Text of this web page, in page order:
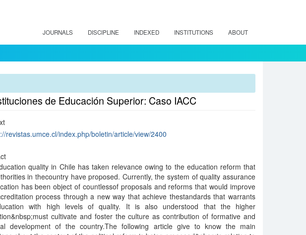
JOURNALS DISCIPLINE INDEXED INSTITUTIONS ABOUT
de Educación Superior: Caso IACC
revistas.umce.cl/index.php/boletin/article/view/2400
quality in Chile has taken relevance owing to the education reform that
in thecountry have proposed. Currently, the system of quality assurance
has been object of countlessof proposals and reforms that would improve
process through a new way that achieve thestandards that warrants
with high levels of quality. It is also understood that the higher
cultivate and foster the culture as contribution of formative and
development of the country.The following article give to know the main